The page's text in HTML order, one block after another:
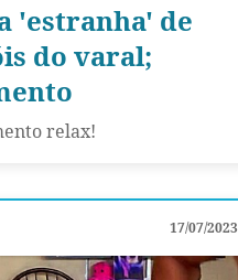
'estranha' de
do varal;
relax!
17/07/2023